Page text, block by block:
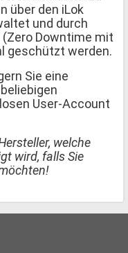
über den iLok
und durch
Downtime mit
geschützt werden.
Sie eine
User-Account
welche
wird, falls Sie